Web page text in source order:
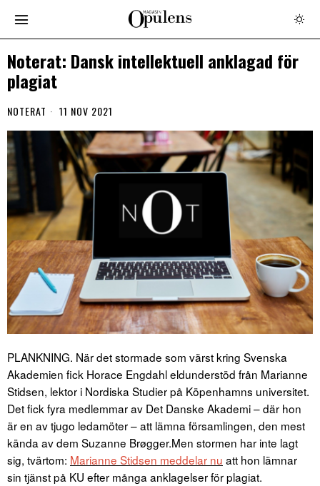
Noterat: Dansk intellektuell anklagad för
plagiat
NOTERAT 11 NOV 2021
PLANKNING. När det stormade som värst kring Svenska
Akademien fick Horace Engdahl eldunderstöd från Marianne
Stidsen, lektor i Nordiska Studier på Köpenhamns universitet.
Det fick fyra medlemmar av Det Danske Akademi – där hon
är en av tjugo ledamöter – att lämna församlingen, den mest
kända av dem Suzanne Brøgger.Men stormen har inte lagt
sig, tvärtom: Marianne Stidsen meddelar nu att hon lämnar
sin tjänst på KU efter många anklagelser för plagiat.